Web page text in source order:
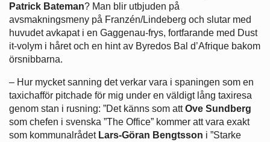
Patrick Bateman? Man blir utbjuden på
avsmakningsmeny på Franzén/Lindeberg och slutar med
huvudet avkapat i en Gaggenau-frys, fortfarande med Dust
it-volym i håret och en hint av Byredos Bal d’Afrique bakom
örsnibbarna.
– Hur mycket sanning det verkar vara i spaningen som en
taxichafför pitchade för mig under en väldigt lång taxiresa
genom stan i rusning: ”Det känns som attOve Sundberg
som chefen i svenska ”The Office” kommer att vara exakt
som kommunalrådetLars-Göran Bengtsson i ”Starke